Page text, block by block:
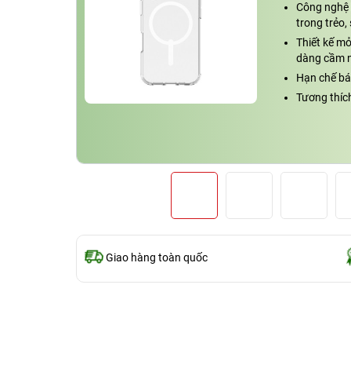
Công
trong trẻo,
Thiết kế
dàng cầm
Hạn chế
Tương
Giao hàng toàn quốc